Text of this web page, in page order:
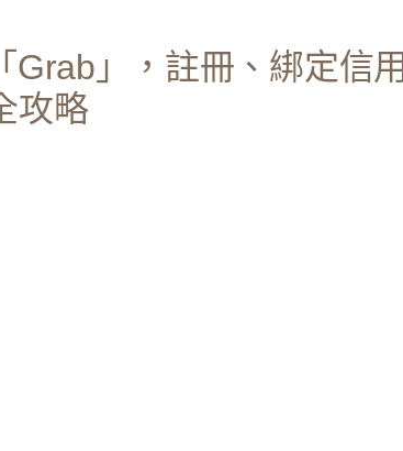
」，註冊、綁定信用
攻略